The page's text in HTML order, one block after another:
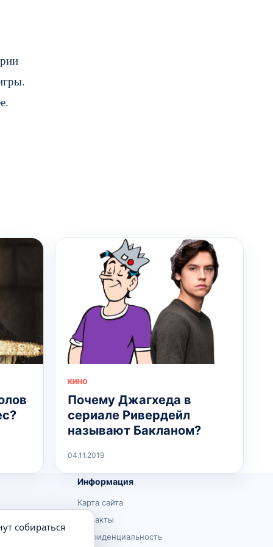
КИНО
Почему Джагхеда в
сериале Ривердейл
называют Бакланом?
04.11.2019
Информация
Карта сайта
Контакты
Конфиденциальность
собираться